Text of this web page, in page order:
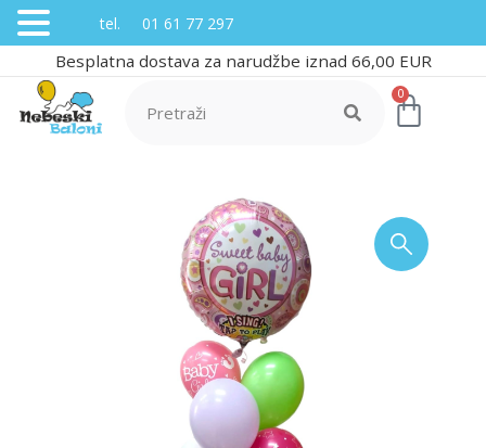
Besplatna dostava za narudžbe iznad 66,00 EUR
0
tel. 01 61 77 297